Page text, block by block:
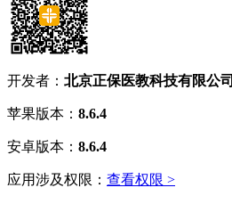
开发者： 北京正保医教科技有限公司
苹果版本： 8.6.4
安卓版本： 8.6.4
应用涉及权限： 查看权限 >